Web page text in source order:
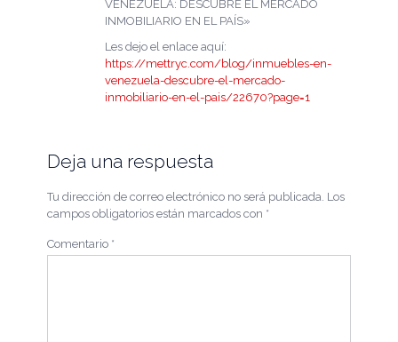
VENEZUELA: DESCUBRE EL MERCADO
INMOBILIARIO EN EL PAÍS»
Les dejo el enlace aquí:
https://mettryc.com/blog/inmuebles-en-
venezuela-descubre-el-mercado-
inmobiliario-en-el-pais/22670?page=1
Deja una respuesta
Tu dirección de correo electrónico no será publicada. Los
campos obligatorios están marcados con *
Comentario *